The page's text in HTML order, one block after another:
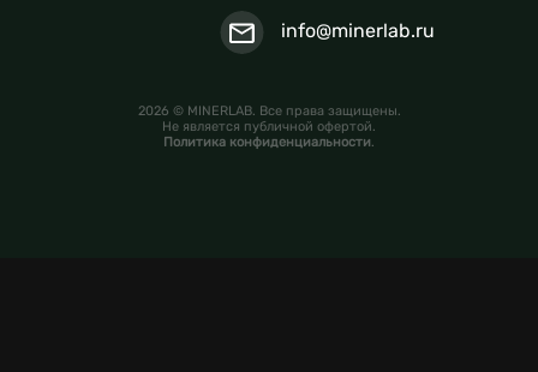
info@minerlab.ru
2026 © MINERLAB. Все права защищены.
Не является публичной офертой.
Политика конфиденциальности.